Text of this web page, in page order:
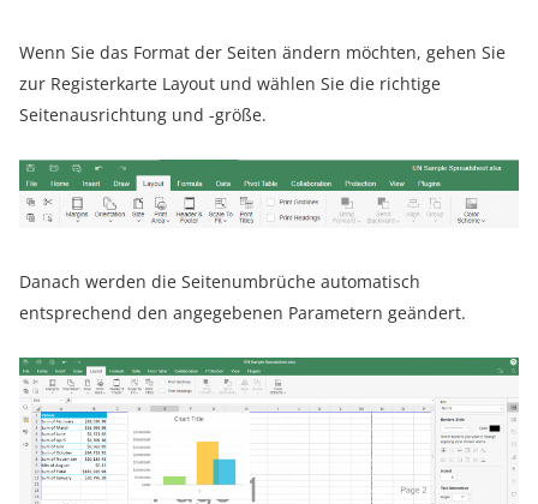
Wenn Sie das Format der Seiten ändern möchten, gehen Sie
zur Registerkarte Layout und wählen Sie die richtige
Seitenausrichtung und -größe.
Danach werden die Seitenumbrüche automatisch
entsprechend den angegebenen Parametern geändert.